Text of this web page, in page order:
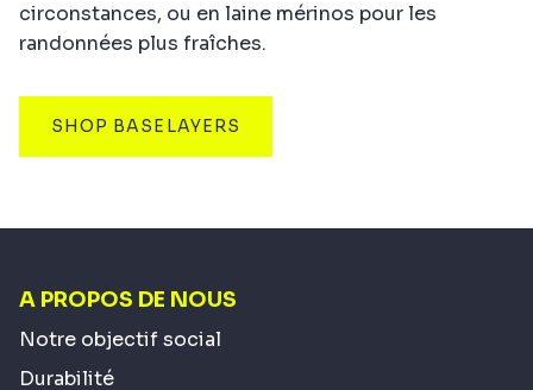
circonstances, ou en laine mérinos pour les
randonnées plus fraîches.
SHOP BASELAYERS
A PROPOS DE NOUS
Notre objectif social
Durabilité